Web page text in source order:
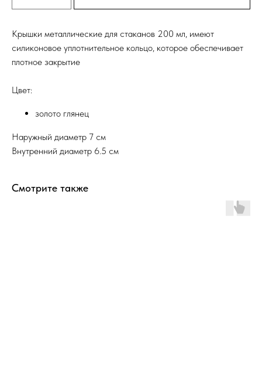
Крышки металлические для стаканов 200 мл, имеют
силиконовое уплотнительное кольцо, которое обеспечивает
плотное закрытие
Цвет:
золото глянец
Наружный диаметр 7 см
Внутренний диаметр 6.5 см
Смотрите также